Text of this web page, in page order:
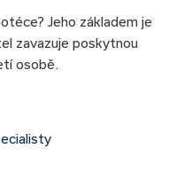
Jeho základem je
zavazuje poskytnou
osobě.